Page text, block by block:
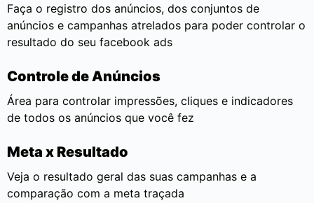
Faça o registro dos anúncios, dos conjuntos de
anúncios e campanhas atrelados para poder controlar o
resultado do seu facebook ads
Controle de Anúncios
Área para controlar impressões, cliques e indicadores
de todos os anúncios que você fez
Meta x Resultado
Veja o resultado geral das suas campanhas e a
comparação com a meta traçada